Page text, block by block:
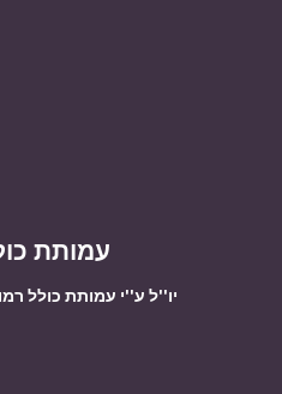
עמותת
יו''ל ע''י עמותת כולל רמות